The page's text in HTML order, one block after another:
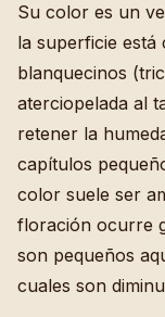
Su color es un
la superficie
blanquecinos
aterciopelada al
retener la
capítulos
color suele ser
floración ocurre
son pequeños
cuales son